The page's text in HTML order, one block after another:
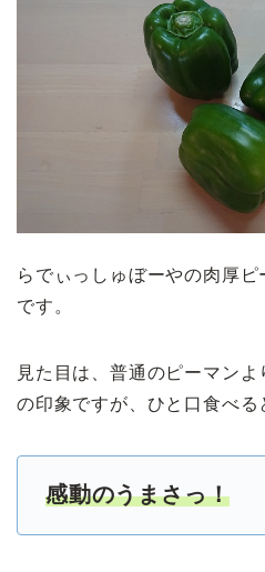
らでぃっしゅぼーやの肉厚ピ
です。
見た目は、普通のピーマン
の印象ですが、ひと口食べる
感動のうまさっ！